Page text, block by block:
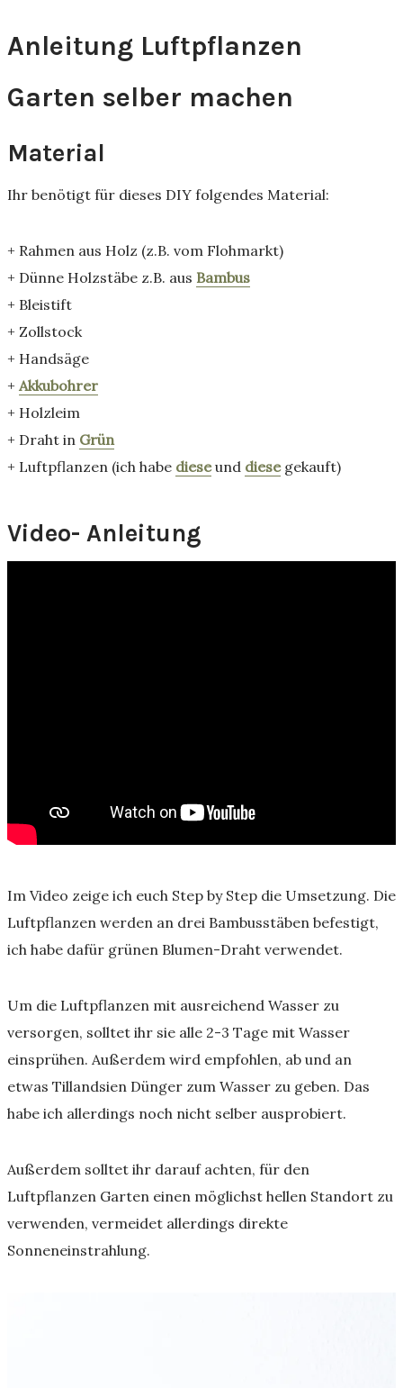
Anleitung Luftpflanzen
Garten selber machen
Material
Ihr benötigt für dieses DIY folgendes Material:
+ Rahmen aus Holz (z.B. vom Flohmarkt)
+ Dünne Holzstäbe z.B. aus Bambus
+ Bleistift
+ Zollstock
+ Handsäge
+ Akkubohrer
+ Holzleim
+ Draht in Grün
+ Luftpflanzen (ich habe dieseund diesegekauft)
Video- Anleitung
Im Video zeige ich euch Step by Step die Umsetzung. Die
Luftpflanzen werden an drei Bambusstäben befestigt,
ich habe dafür grünen Blumen-Draht verwendet.
Um die Luftpflanzen mit ausreichend Wasser zu
versorgen, solltet ihr sie alle 2-3 Tage mit Wasser
einsprühen. Außerdem wird empfohlen, ab und an
etwas Tillandsien Dünger zum Wasser zu geben. Das
habe ich allerdings noch nicht selber ausprobiert.
Außerdem solltet ihr darauf achten, für den
Luftpflanzen Garten einen möglichst hellen Standort zu
verwenden, vermeidet allerdings direkte
Sonneneinstrahlung.